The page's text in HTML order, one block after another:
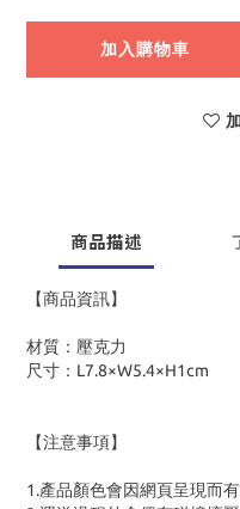
加入購物車
商品描述
【商品資訊】
材質：壓克力
尺寸：L7.8×W5.4×H1cm
【注意事項】
1.產品顏色會因網頁呈現而